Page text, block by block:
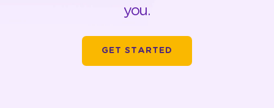
you.
GET STARTED